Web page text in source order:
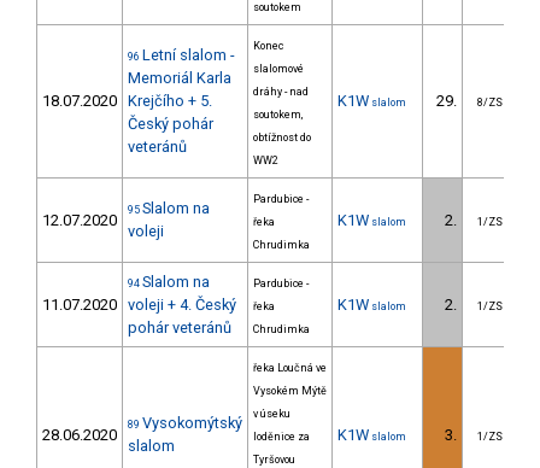
soutokem
18.07.2020
96 Letní slalom -
Memoriál Karla
Krejčího + 5.
Český pohár
veteránů
Konec
slalomové
dráhy - nad
soutokem,
obtížnost do
WW2
K1W slalom 29. 8/ZS
12.07.2020
95 Slalom na
voleji
Pardubice -
řeka
Chrudimka
K1W slalom 2. 1/ZS
11.07.2020
94 Slalom na
voleji + 4. Český
pohár veteránů
Pardubice -
řeka
Chrudimka
K1W slalom 2. 1/ZS
28.06.2020
89 Vysokomýtský
slalom
řeka Loučná ve
Vysokém Mýtě
v úseku
loděnice za
Tyršovou
K1W slalom 3. 1/ZS